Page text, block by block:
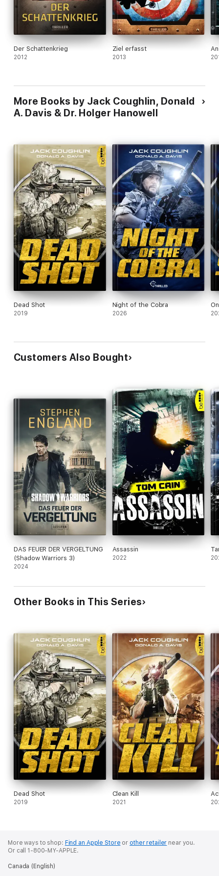
Der Schattenkrieg
2012
Ziel erfasst
2013
More Books by Jack Coughlin, Donald
A. Davis & Dr. Holger Hanowell
Dead Shot
2019
Night of the Cobra
2026
Customers Also Bought
DAS FEUER DER VERGELTUNG
(Shadow Warriors 3)
2024
Assassin
2022
Other Books in This Series
Dead Shot
2019
Clean Kill
2021
More ways to shop: Find an Apple Store or other retailer near you.
Or call 1-800-MY-APPLE.
Canada (English)